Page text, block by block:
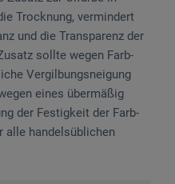
Trock­nung, vermindert
und die Transparenz der
sollte wegen Farb­
Ve­rgilbungs­neigung
eines übermäßig
der Festigkeit der Farb­
alle handelsüblichen